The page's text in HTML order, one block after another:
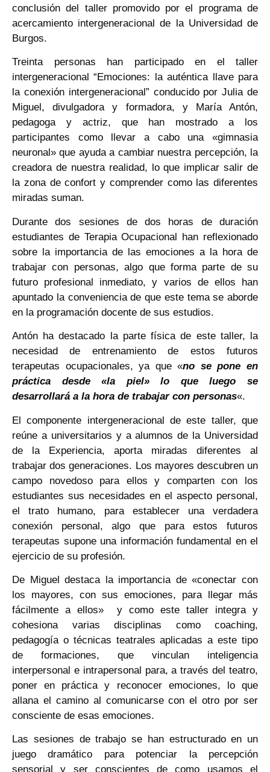
conclusión del taller promovido por el programa de
acercamiento intergeneracional de la Universidad de
Burgos.
Treinta personas han participado en el taller
intergeneracional “Emociones: la auténtica llave para
la conexión intergeneracional” conducido por Julia de
Miguel, divulgadora y formadora, y María Antón,
pedagoga y actriz, que han mostrado a los
participantes como llevar a cabo una «gimnasia
neuronal» que ayuda a cambiar nuestra percepción, la
creadora de nuestra realidad, lo que implicar salir de
la zona de confort y comprender como las diferentes
miradas suman.
Durante dos sesiones de dos horas de duración
estudiantes de Terapia Ocupacional han reflexionado
sobre la importancia de las emociones a la hora de
trabajar con personas, algo que forma parte de su
futuro profesional inmediato, y varios de ellos han
apuntado la conveniencia de que este tema se aborde
en la programación docente de sus estudios.
Antón ha destacado la parte física de este taller, la
necesidad de entrenamiento de estos futuros
terapeutas ocupacionales, ya que «no se pone en
práctica desde «la piel» lo que luego se
desarrollará a la hora de trabajar con personas«.
El componente intergeneracional de este taller, que
reúne a universitarios y a alumnos de la Universidad
de la Experiencia, aporta miradas diferentes al
trabajar dos generaciones. Los mayores descubren un
campo novedoso para ellos y comparten con los
estudiantes sus necesidades en el aspecto personal,
el trato humano, para establecer una verdadera
conexión personal, algo que para estos futuros
terapeutas supone una información fundamental en el
ejercicio de su profesión.
De Miguel destaca la importancia de «conectar con
los mayores, con sus emociones, para llegar más
fácilmente a ellos» y como este taller integra y
cohesiona varias disciplinas como coaching,
pedagogía o técnicas teatrales aplicadas a este tipo
de formaciones, que vinculan inteligencia
interpersonal e intrapersonal para, a través del teatro,
poner en práctica y reconocer emociones, lo que
allana el camino al comunicarse con el otro por ser
consciente de esas emociones.
Las sesiones de trabajo se han estructurado en un
juego dramático para potenciar la percepción
sensorial y ser conscientes de como usamos el